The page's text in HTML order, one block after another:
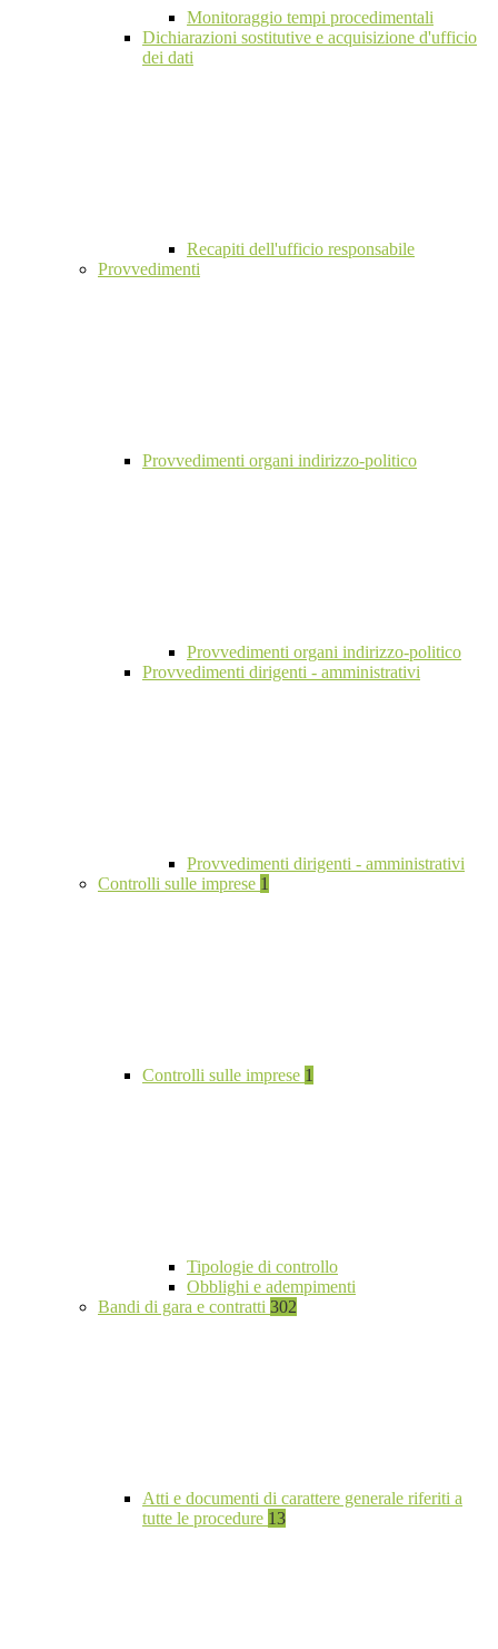
Monitoraggio tempi procedimentali
Dichiarazioni sostitutive e acquisizione d'ufficio
dei dati
Recapiti dell'ufficio responsabile
Provvedimenti
Provvedimenti organi indirizzo-politico
Provvedimenti organi indirizzo-politico
Provvedimenti dirigenti - amministrativi
Provvedimenti dirigenti - amministrativi
Controlli sulle imprese 1
Controlli sulle imprese 1
Tipologie di controllo
Obblighi e adempimenti
Bandi di gara e contratti 302
Atti e documenti di carattere generale riferiti a
tutte le procedure 13